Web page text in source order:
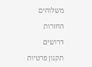
משלוחים
החזרות
דרושים
תקנון פרטיות